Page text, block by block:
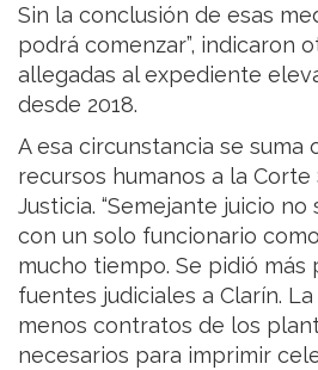
Sin la conclusión de esas
podrá comenzar”, indicaron
allegadas al expediente
desde 2018.
A esa circunstancia se suma
recursos humanos a la Corte
Justicia. “Semejante juicio
con un solo funcionario
mucho tiempo. Se pidió más
fuentes judiciales a Clarín.
menos contratos de los
necesarios para imprimir